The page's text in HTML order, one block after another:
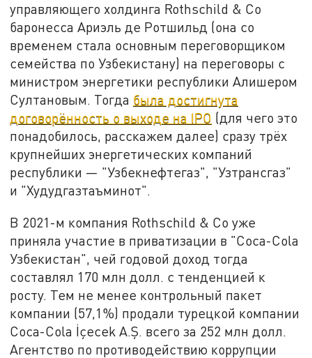
управляющего холдинга Rothschild & Co
баронесса Ариэль де Ротшильд (она со
временем стала основным переговорщиком
семейства по Узбекистану) на переговоры с
министром энергетики республики Алишером
Султановым. Тогда была достигнута
договорённость о выходе на IPO (для чего это
понадобилось, расскажем далее) сразу трёх
крупнейших энергетических компаний
республики — "Узбекнефтегаз", "Узтрансгаз"
и "Худудгазтаъминот".
В 2021-м компания Rothschild & Co уже
приняла участие в приватизации в "Coca-Cola
Узбекистан", чей годовой доход тогда
составлял 170 млн долл. с тенденцией к
росту. Тем не менее контрольный пакет
компании (57,1%) продали турецкой компании
Coca-Cola İçecek A.Ş. всего за 252 млн долл.
Агентство по противодействию коррупции